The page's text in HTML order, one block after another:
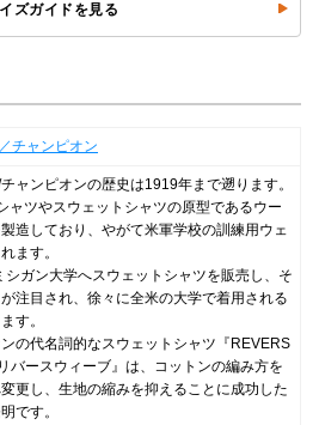
ズガイドを見る
チャンピオン
ャンピオンの歴史は1919年まで遡ります。
ャツやスウェットシャツの原型であるウー
造しており、やがて米軍学校の訓練用ウェ
ます。
シガン大学へスウェットシャツを販売し、そ
注目され、徐々に全米の大学で着用される
す。
の代名詞的なスウェットシャツ『REVERS
バースウィーブ』は、コットンの編み方を
更し、生地の縮みを抑えることに成功した
です。